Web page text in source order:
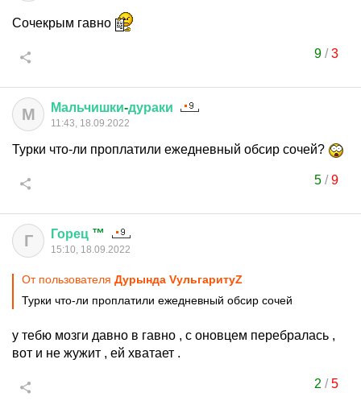
Сочекрым гавно
9/3
М Мальчишки-дураки
11:43, 18.09.2022
Турки что-ли проплатили ежедневный обсир сочей?
5/9
Г Горец ™
15:10, 18.09.2022
От пользователя Дурында VульгаритуZ
Турки что-ли проплатили ежедневный обсир сочей
у тебю мозги давно в гавно , с оновцем перебралась ,
вот и не жужит , ей хватает .
2 /5